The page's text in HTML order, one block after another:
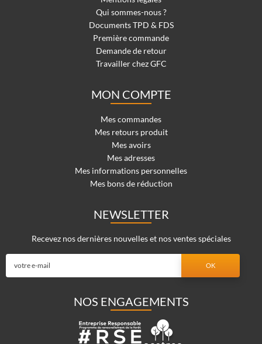
Qui sommes-nous ?
Documents TPD & FDS
Première commande
Demande de retour
Travailler chez GFC
MON COMPTE
Mes commandes
Mes retours produit
Mes avoirs
Mes adresses
Mes informations personnelles
Mes bons de réduction
NEWSLETTER
Recevez nos dernières nouvelles et nos ventes spéciales
NOS ENGAGEMENTS